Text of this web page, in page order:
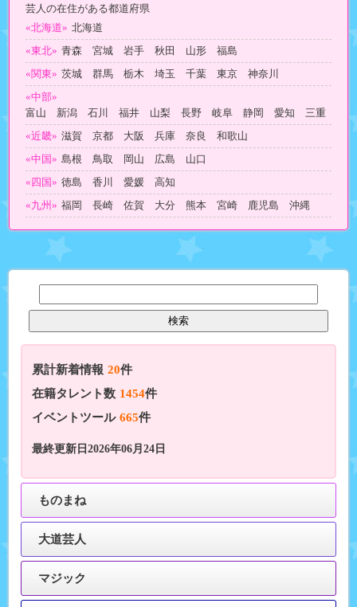
芸人の在住がある都道府県
«北海道» 北海道
«東北» 青森 宮城 岩手 秋田 山形 福島
«関東» 茨城 群馬 栃木 埼玉 千葉 東京 神奈川
«中部»
富山 新潟 石川 福井 山梨 長野 岐阜 静岡 愛知 三重
«近畿» 滋賀 京都 大阪 兵庫 奈良 和歌山
«中国» 島根 鳥取 岡山 広島 山口
«四国» 徳島 香川 愛媛 高知
«九州» 福岡 長崎 佐賀 大分 熊本 宮崎 鹿児島 沖縄
累計新着情報 20件
在籍タレント数 1454件
イベントツール 665件
最終更新日2026年06月24日
ものまね
大道芸人
マジック